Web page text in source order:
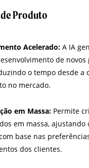
Produto
Acelerado: A IA
de
o tempo desde a
no mercado.
em Massa: Permite
em massa, ajustando
base nas
dos clientes.